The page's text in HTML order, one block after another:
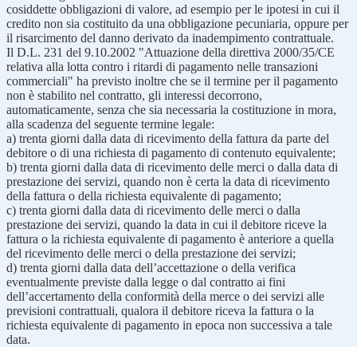
cosiddette obbligazioni di valore, ad esempio per le ipotesi in cui il
credito non sia costituito da una obbligazione pecuniaria, oppure per
il risarcimento del danno derivato da inadempimento contrattuale.
Il D.L. 231 del 9.10.2002 "Attuazione della direttiva 2000/35/CE
relativa alla lotta contro i ritardi di pagamento nelle transazioni
commerciali" ha previsto inoltre che se il termine per il pagamento
non è stabilito nel contratto, gli interessi decorrono,
automaticamente, senza che sia necessaria la costituzione in mora,
alla scadenza del seguente termine legale:
a) trenta giorni dalla data di ricevimento della fattura da parte del
debitore o di una richiesta di pagamento di contenuto equivalente;
b) trenta giorni dalla data di ricevimento delle merci o dalla data di
prestazione dei servizi, quando non è certa la data di ricevimento
della fattura o della richiesta equivalente di pagamento;
c) trenta giorni dalla data di ricevimento delle merci o dalla
prestazione dei servizi, quando la data in cui il debitore riceve la
fattura o la richiesta equivalente di pagamento è anteriore a quella
del ricevimento delle merci o della prestazione dei servizi;
d) trenta giorni dalla data dell’accettazione o della verifica
eventualmente previste dalla legge o dal contratto ai fini
dell’accertamento della conformità della merce o dei servizi alle
previsioni contrattuali, qualora il debitore riceva la fattura o la
richiesta equivalente di pagamento in epoca non successiva a tale
data.